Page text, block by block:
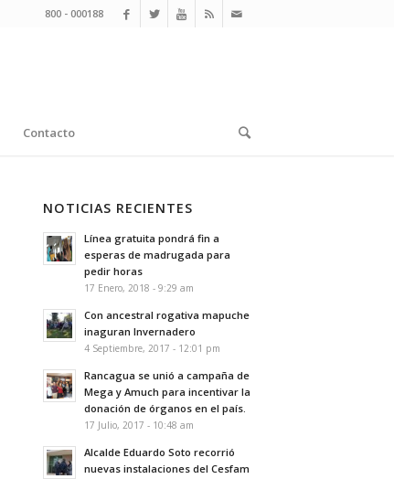
800 - 000188
Contacto
NOTICIAS RECIENTES
Línea gratuita pondrá fin a
esperas de madrugada para
pedir horas
17 Enero, 2018 - 9:29 am
Con ancestral rogativa mapuche
inaguran Invernadero
4 Septiembre, 2017 - 12:01 pm
Rancagua se unió a campaña de
Mega y Amuch para incentivar la
donación de órganos en el país.
17 Julio, 2017 - 10:48 am
Alcalde Eduardo Soto recorrió
nuevas instalaciones del Cesfam